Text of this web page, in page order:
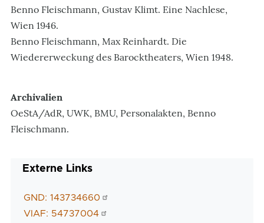
Benno Fleischmann, Gustav Klimt. Eine Nachlese,
Wien 1946.
Benno Fleischmann, Max Reinhardt. Die
Wiedererweckung des Barocktheaters, Wien 1948.
Archivalien
OeStA/AdR, UWK, BMU, Personalakten, Benno
Fleischmann.
Externe Links
GND: 143734660
VIAF: 54737004